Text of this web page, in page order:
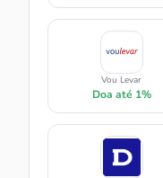
Vou Levar
Doa até 1%